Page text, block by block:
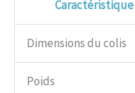
Caractéristique
Dimensions du colis
Poids